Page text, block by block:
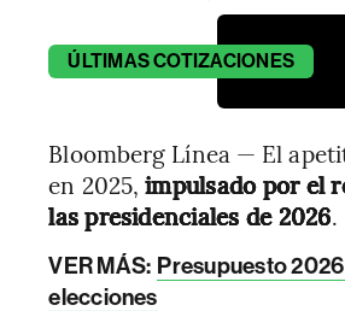
ÚLTIMASCOTIZACIONES
Bloomberg Línea — El
en 2025,impulsado por el
las presidenciales de 2026.
VER MÁS: Presupuesto
elecciones